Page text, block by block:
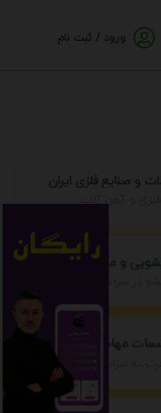
ورود / ثبت نام
و صنایع فلزی ایران
و آهن آلات
و مبل شویی
مهاجرتی ایران
به سراسر جهان